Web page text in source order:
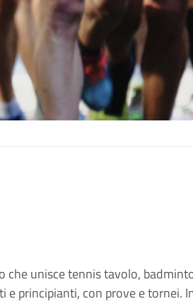
unisce tennis tavolo,
principianti, con prove e tornei.